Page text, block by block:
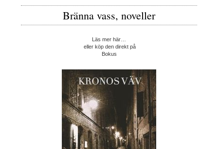
Bränna vass, noveller
Läs mer här…
eller köp den direkt på
Bokus